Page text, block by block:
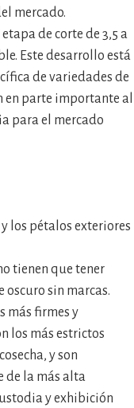
mercado.
de corte de 3,5 a
Este desarrollo está
de variedades de
en parte importante al
para el mercado
los pétalos exteriores
tienen que tener
sin marcas.
más firmes y
los más estrictos
y son
de la más alta
y exhibición